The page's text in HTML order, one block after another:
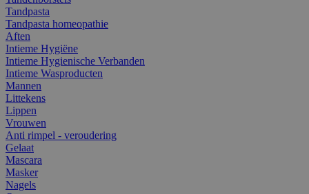
Tandpasta
Tandpasta homeopathie
Aften
Intieme Hygiëne
Intieme Hygienische Verbanden
Intieme Wasproducten
Mannen
Littekens
Lippen
Vrouwen
Anti rimpel - veroudering
Gelaat
Mascara
Masker
Nagels